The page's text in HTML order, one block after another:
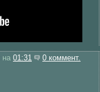
на 01:31 0 коммент.